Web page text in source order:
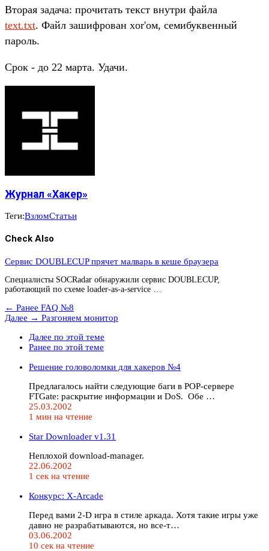
Вторая задача: прочитать текст внутри файла
text.txt. Файл зашифрован xor'ом, семибуквенный
пароль.
Срок - до 22 марта. Удачи.
Журнал «Хакер»
Теги:ВзломСтатьи
Check Also
Сервис DOUBLECUP прячет малварь в кеше браузера
Специалисты SOCRadar обнаружили сервис DOUBLECUP,
работающий по схеме loader-as-a-service …
← Ранее FAQ №8
Далее → Разгоняем монитор
Далее по этой теме
Ранее по этой теме
Решение головоломки для хакеров №4
Предлагалось найти следующие баги в POP-сервере
FTGate: раскрытие информации и DoS. Обе …
25.03.2002
1 мин на чтение
Star Downloader v1.31
Неплохой download-manager.
22.06.2002
1 сек на чтение
Конкурс: X-Arcade
Перед вами 2-D игра в стиле аркада. Хотя такие игры уже
давно не разрабатываются, но все-т…
03.06.2002
10 сек на чтение